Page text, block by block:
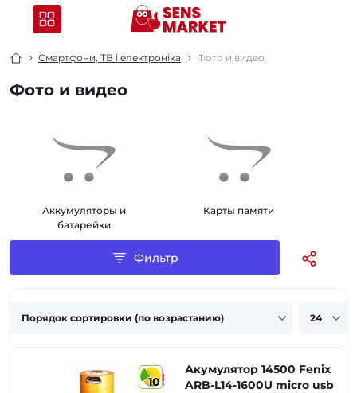
Смартфони, ТВ і електроніка Фото и видео
Фото и видео
Аккумуляторы и
батарейки
Карты памяти
Фильтр
10
Акумулятор 14500 Fenix
ARB-L14-1600U micro usb